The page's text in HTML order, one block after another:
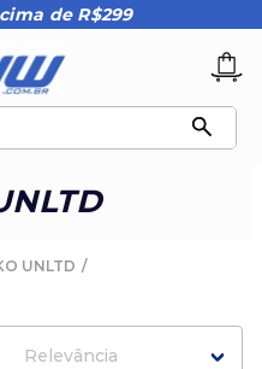
de R$299
UNLTD
Relevância